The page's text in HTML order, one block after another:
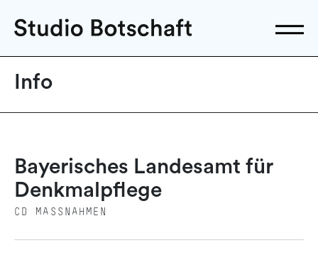
Info
Bayerisches Landesamt für
Denkmalpflege
CD MASSNAHMEN